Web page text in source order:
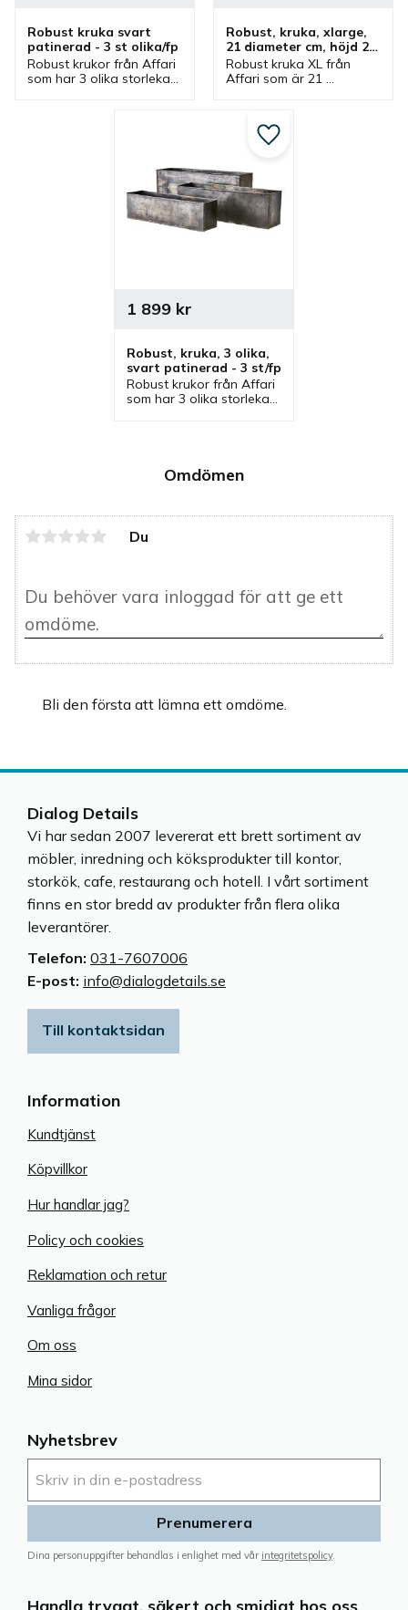
Omdömen
Du
Bli den första att lämna ett omdöme.
Robust kruka svart
patinerad - 3 st olika/fp
Robust krukor från Affari
som har 3 olika storlekar.
Robust, kruka, xlarge,
21 diameter cm, höjd 21
cm, svart patinerad
Robust kruka XL från
Affari som är 21
patinerad och ingår i en
serie där olika
Robust, kruka, 3 olika,
svart patinerad - 3 st/fp
Robust krukor från Affari
som har 3 olika storlekar.
1 899kr
Lägg till i favoriter
Nyhetsbrev
Prenumerera
Dina personuppgifter behandlas i enlighet med vår integritetspolicy.
Information
Kundtjänst
Köpvillkor
Hur handlar jag?
Policy och cookies
Reklamation och retur
Vanliga frågor
Om oss
Mina sidor
Dialog Details
Vi har sedan 2007 levererat ett brett sortiment av
möbler, inredning och köksprodukter till kontor,
storkök, cafe, restaurang och hotell. I vårt sortiment
finns en stor bredd av produkter från flera olika
leverantörer.
Telefon: 031-7607006
E-post: info@dialogdetails.se
Till kontaktsidan